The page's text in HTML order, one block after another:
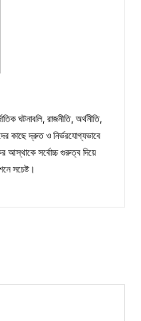
ঘটনাবলি, রাজনীতি, অর্থনীতি,
কাছে দ্রুত ও নির্ভরযোগ্যভাবে
আস্থাকে সর্বোচ্চ গুরুত্ব দিয়ে
সচেষ্ট।